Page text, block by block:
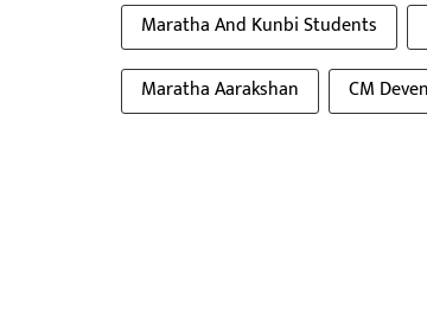
Maratha And Kunbi Students
Maratha Aarakshan
CM